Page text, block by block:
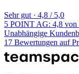
Sehr gut · 4,8 / 5,0
5 POINT AG: 4,8 von
Unabhängige
17 Bewertungen auf